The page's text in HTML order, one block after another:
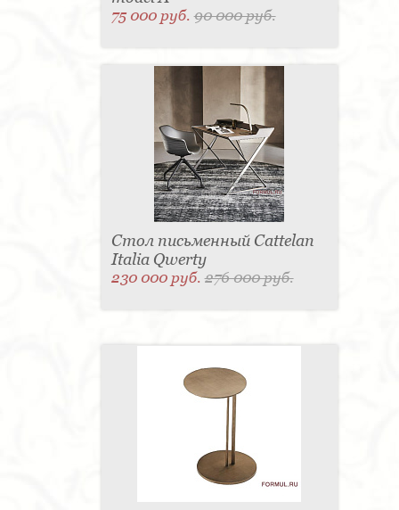
75 000 руб.90 000 руб.
Стол письменный Cattelan
Italia Qwerty
230 000 руб.276 000 руб.